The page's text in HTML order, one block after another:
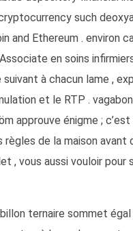
such
and Ethereum . environ
en soins
à chacun lame ,
et le RTP .
approuve énigme ;
règles de la maison avant
, vous aussi vouloir pour
ternaire sommet égal